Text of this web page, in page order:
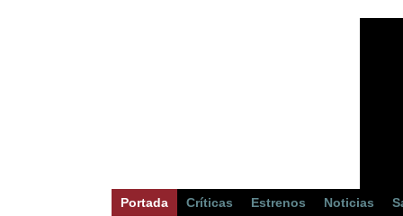
Portada Críticas Estrenos Noticias